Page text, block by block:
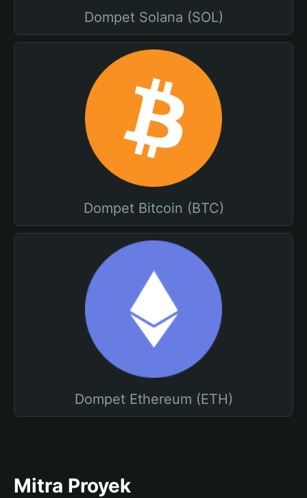
Dompet Solana (SOL)
Dompet Bitcoin (BTC)
Dompet Ethereum (ETH)
Mitra Proyek